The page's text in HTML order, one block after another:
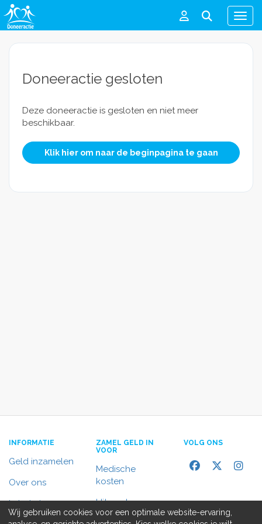
Menu
Doneeractie gesloten
Deze doneeractie is gesloten en niet meer
beschikbaar.
Klik hier om naar de beginpagina te gaan
INFORMATIE
Geld inzamelen
Over ons
In het nieuws
ZAMEL GELD IN
VOOR
Medische
kosten
Uitvaart
VOLG ONS
Wij gebruiken cookies voor een optimale website-ervaring,